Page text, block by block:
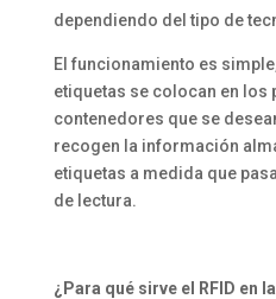
dependiendo del tipo de
El funcionamiento es
etiquetas se colocan en los
contenedores que se
recogen la información
etiquetas a medida que
de lectura.
¿Para qué sirve el RFID en